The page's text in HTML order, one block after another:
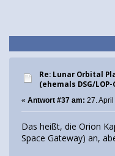
Re: Lunar Orbital
(ehemals DSG/LOP-
« Antwort #37 am: 27.
Das heißt, die Orion
Space Gateway) an,